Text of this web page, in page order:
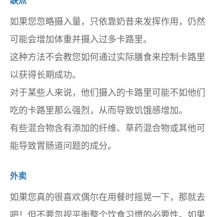
如果您忽略摄入量，只依靠奶昔来发挥作用，仍然
可能会增加体重并摄入过多卡路里。
这种方法不会教您如何通过实际膳食来控制卡路里
以获得长期成功。
对于某些人来说，他们摄入的卡路里可能不如他们
吃的卡路里那么强烈，从而导致饥饿感增加。
有些混合物含有添加的纤维、草药混合物或其他可
能导致胃肠道问题的成分。
外卖
如果您真的很喜欢偶尔在用餐时摇晃一下，那就去
吧！但不要忽视平衡整个饮食习惯的必要性。如果